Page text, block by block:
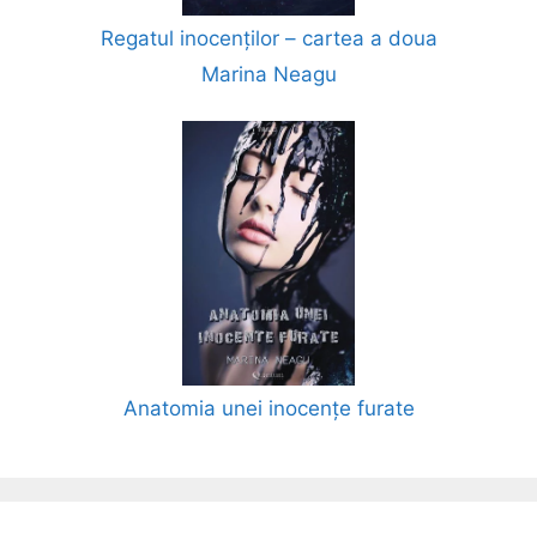
Regatul inocenților – cartea a doua
Marina Neagu
Anatomia unei inocențe furate